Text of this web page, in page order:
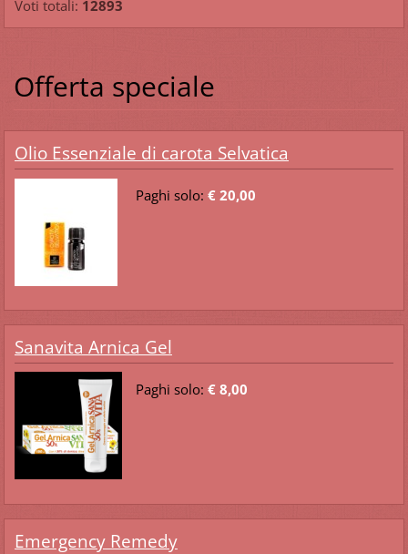
Voti totali: 12893
Offerta speciale
Olio Essenziale di carota Selvatica
Paghi solo: € 20,00
Sanavita Arnica Gel
Paghi solo: € 8,00
Emergency Remedy